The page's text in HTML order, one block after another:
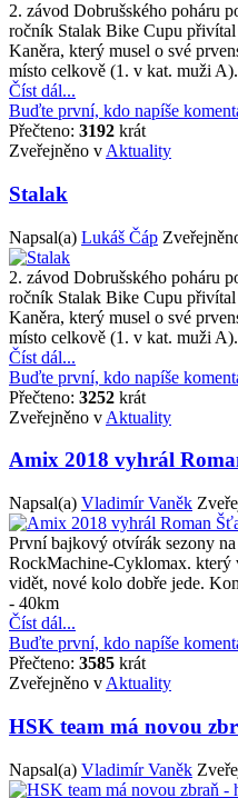
2. závod Dobrušského poháru
ročník Stalak Bike Cupu
Kaněra, který musel o své
místo celkově (1. v kat. muži
Číst dál...
Buďte první, kdo napíše
Přečteno: 3192 krát
Zveřejněno v Aktuality
Stalak
Napsal(a) Lukáš Čáp
2. závod Dobrušského poháru
ročník Stalak Bike Cupu
Kaněra, který musel o své
místo celkově (1. v kat. muži
Číst dál...
Buďte první, kdo napíše
Přečteno: 3252 krát
Zveřejněno v Aktuality
Amix 2018 vyhrál
Napsal(a) Vladimír Vaněk
První bajkový otvírák sezony
RockMachine-Cyklomax. který
vidět, nové kolo dobře jede.
- 40km
Číst dál...
Buďte první, kdo napíše
Přečteno: 3585 krát
Zveřejněno v Aktuality
HSK team má novou
Napsal(a) Vladimír Vaněk